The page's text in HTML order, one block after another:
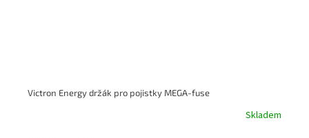
Victron Energy držák pro pojistky MEGA-fuse
Skladem